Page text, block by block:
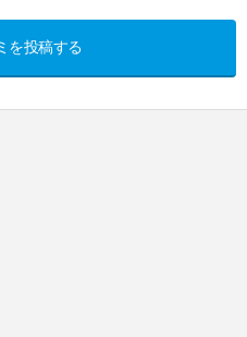
を投稿する